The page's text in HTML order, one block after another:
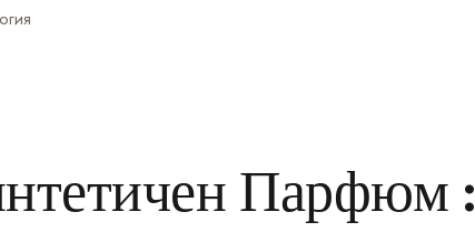
Парфюм :